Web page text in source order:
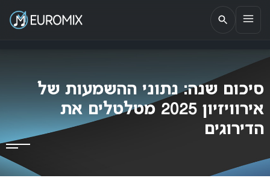
EUROMIX
אתר הבית של האירוויזיון בישראל
סיכום שנה: נתוני ההשמעות של
אירוויזיון 2025 מטלטלים את
הדירוגים